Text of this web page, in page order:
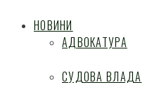
НОВИНИ
АДВОКАТУРА
СУДОВА ВЛАДА